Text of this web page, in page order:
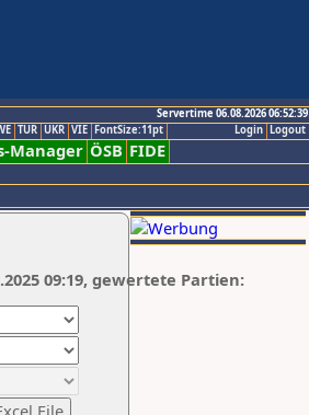
Servertime 06.08.2026 06:52:39
Logout
Login
TUR UKR VIE FontSize:11pt
Manager ÖSB FIDE
09:19, gewertete Partien: